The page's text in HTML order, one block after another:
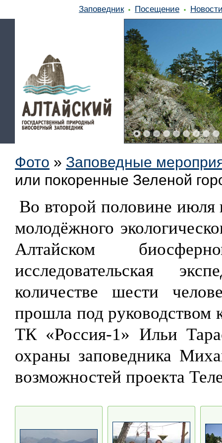
Заповедник Посещение
Фото » Заповедные
или покоренные Зеленой
Во второй половине
молодёжного
Алтайском
исследовательская
количестве шести
прошла под руководством
ТК «Россия-1» Ильи
охраны заповедника
возможностей проекта